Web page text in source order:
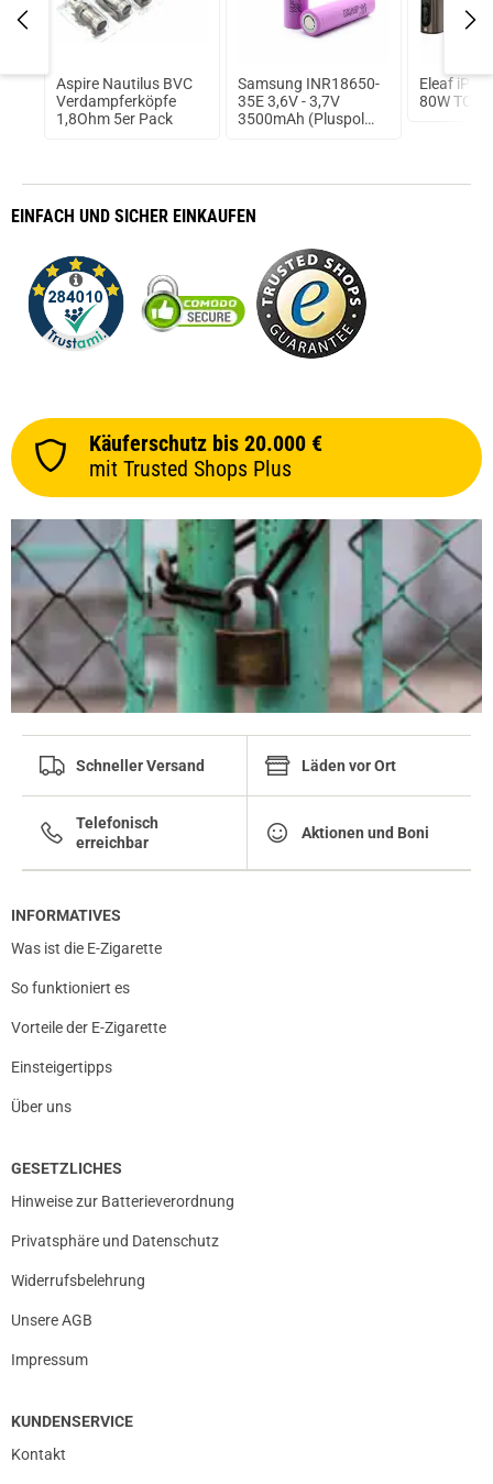
Aspire Nautilus BVC
Verdampferköpfe
1,8Ohm 5er Pack
Samsung INR18650-
35E 3,6V - 3,7V
3500mAh (Pluspol
Eleaf
80W TC
EINFACH UND SICHER EINKAUFEN
Käuferschutz bis 20.000 €
mit Trusted Shops Plus
Schneller Versand Läden vor Ort
Telefonisch
erreichbar
Aktionen und Boni
INFORMATIVES
Was ist die E-Zigarette
So funktioniert es
Vorteile der E-Zigarette
Einsteigertipps
Über uns
GESETZLICHES
Hinweise zur Batterieverordnung
Privatsphäre und Datenschutz
Widerrufsbelehrung
Unsere AGB
Impressum
KUNDENSERVICE
Kontakt